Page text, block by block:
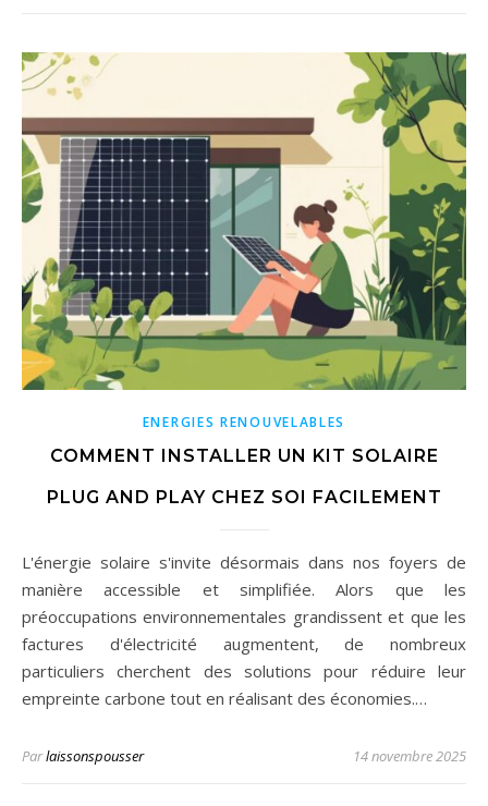
ENERGIES RENOUVELABLES
COMMENT INSTALLER UN KIT SOLAIRE
PLUG AND PLAY CHEZ SOI FACILEMENT
L'énergie solaire s'invite désormais dans nos foyers de
manière accessible et simplifiée. Alors que les
préoccupations environnementales grandissent et que les
factures d'électricité augmentent, de nombreux
particuliers cherchent des solutions pour réduire leur
empreinte carbone tout en réalisant des économies.…
Parlaissonspousser 14 novembre 2025